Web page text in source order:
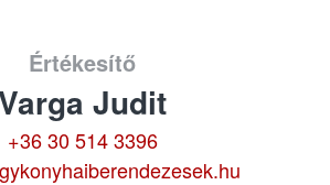
Értékesítő
Judit
+36 30 514 3396